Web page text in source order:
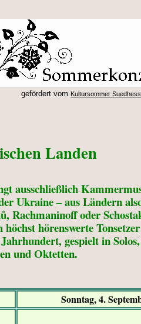
gefördert vom Kultursommer
Landen
ausschließlich
Ukraine – aus Ländern
Rachmaninoff oder
hörenswerte
gespielt in
und Oktetten.
Sonntag, 4.